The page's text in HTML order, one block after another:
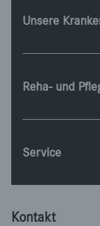
Unsere
Reha- und
Service
Kontakt